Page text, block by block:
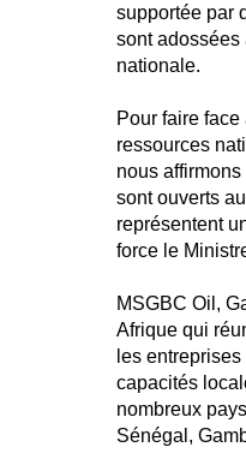
supportée par
sont adossées
nationale.
Pour faire
ressources
nous
sont ouverts
représentent
force le
MSGBC Oil,
Afrique qui
les
capacités
nombreux
Sénégal,